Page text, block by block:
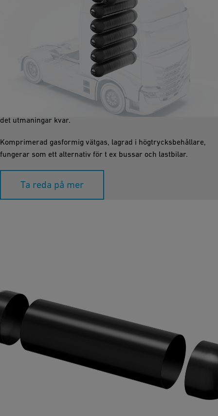
Energifylld Vätgaslagring
Vätgas, det lättaste elementet, existerar naturligt i gasform
under omgivande förhållanden, med låg energitäthet
volymmässigt. Trots fördelarna med olika lagringsmetoder finns
det utmaningar kvar.
Komprimerad gasformig vätgas, lagrad i högtrycksbehållare,
fungerar som ett alternativ för t ex bussar och lastbilar.
Ta reda på mer
Innerledare för högt tryck i tankkomponenter
GF Industry and Infrastructure Flow Solutions är specialiserade
på högkvalitativa, högtryckstankliners för lagring vid 700 bar,